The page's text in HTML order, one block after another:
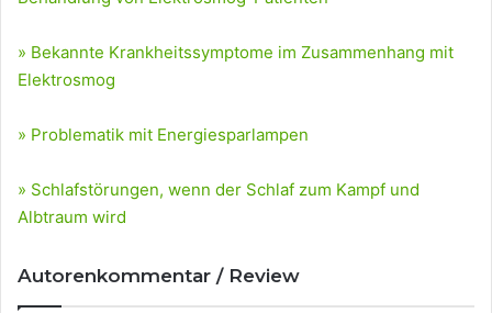
» Bekannte Krankheitssymptome im Zusammenhang mit
Elektrosmog
» Problematik mit Energiesparlampen
» Schlafstörungen, wenn der Schlaf zum Kampf und
Albtraum wird
Autorenkommentar / Review